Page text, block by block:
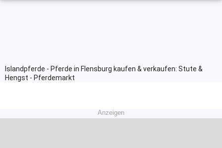
Islandpferde - Pferde in Flensburg kaufen & verkaufen: Stute &
Hengst - Pferdemarkt
Anzeigen